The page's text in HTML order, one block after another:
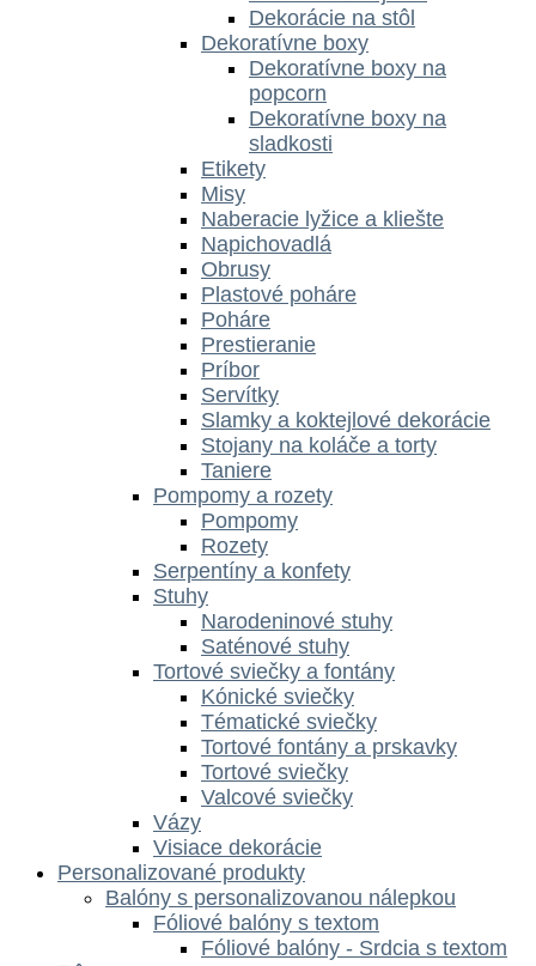
Dekorácie na stôl
Dekoratívne boxy
Dekoratívne boxy na
popcorn
Dekoratívne boxy na
sladkosti
Etikety
Misy
Naberacie lyžice a kliešte
Napichovadlá
Obrusy
Plastové poháre
Poháre
Prestieranie
Príbor
Servítky
Slamky a koktejlové dekorácie
Stojany na koláče a torty
Taniere
Pompomy a rozety
Pompomy
Rozety
Serpentíny a konfety
Stuhy
Narodeninové stuhy
Saténové stuhy
Tortové sviečky a fontány
Kónické sviečky
Tématické sviečky
Tortové fontány a prskavky
Tortové sviečky
Valcové sviečky
Vázy
Visiace dekorácie
Personalizované produkty
Balóny s personalizovanou nálepkou
Fóliové balóny s textom
Fóliové balóny - Srdcia s textom